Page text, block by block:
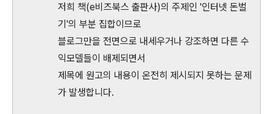
저희 책(e비즈북스 출판사)의 주제인 '인터넷 돈벌
기'의 부분 집합이므로
블로그만을 전면으로 내세우거나 강조하면 다른 수
익모델들이 배제되면서
제목에 원고의 내용이 온전히 제시되지 못하는 문제
가 발생합니다.